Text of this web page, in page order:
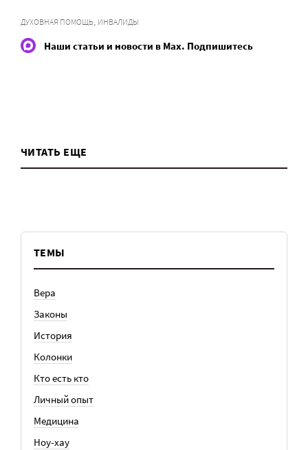
ДУХОВНАЯ ПОМОЩЬ, ИНВАЛИДЫ
Наши статьи и новости в Max. Подпишитесь
ЧИТАТЬ ЕЩЕ
ТЕМЫ
Вера
Законы
История
Колонки
Кто есть кто
Личный опыт
Медицина
Ноу-хау